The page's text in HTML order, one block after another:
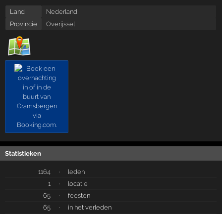
Land
Nederland
Provincie
Overijssel
Statistieken
1164 ·
leden
1
·
locatie
65
·
feesten
65
·
in het verleden